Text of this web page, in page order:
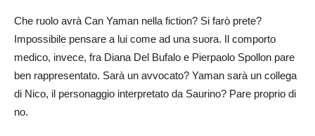
Che ruolo avrà Can Yaman nella fiction? Si farò prete?
Impossibile pensare a lui come ad una suora. Il comporto
medico, invece, fra Diana Del Bufalo e Pierpaolo Spollon pare
ben rappresentato. Sarà un avvocato? Yaman sarà un collega
di Nico, il personaggio interpretato da Saurino? Pare proprio di
no.